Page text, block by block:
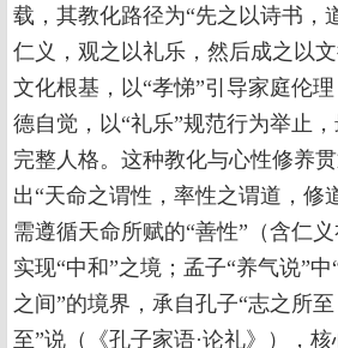
载，其教化路径为“先之以诗书，
仁义，观之以礼乐，然后成之以
文化根基，以“孝悌”引导家庭伦
德自觉，以“礼乐”规范行为举止
完整人格。这种教化与心性修养
出“天命之谓性，率性之谓道，修
需遵循天命所赋的“善性”（含仁
实现“中和”之境；孟子“养气说”
之间”的境界，承自孔子“志之所
至”说（《孔子家语·论礼》），